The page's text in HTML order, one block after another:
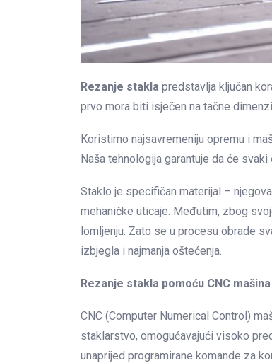
Rezanje stakla predstavlja ključan
prvo mora biti isječen na tačne
Koristimo najsavremeniju opremu i
Naša tehnologija garantuje da će
Staklo je specifičan materijal –
mehaničke uticaje. Međutim, zbog
lomljenju. Zato se u procesu obrade
izbjegla i najmanja oštećenja.
Rezanje stakla pomoću CNC mašina
CNC (Computer Numerical Control)
staklarstvo, omogućavajući visoko
unaprijed programirane komande za